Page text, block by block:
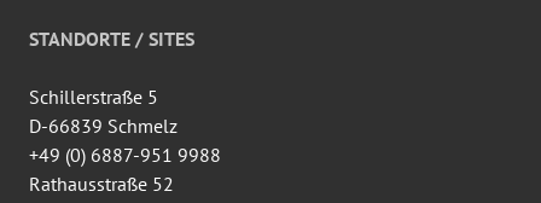
auf
Facebook
STANDORTE / SITES
Schillerstraße 5
D-66839 Schmelz
+49 (0) 6887-951 9988
Rathausstraße 52